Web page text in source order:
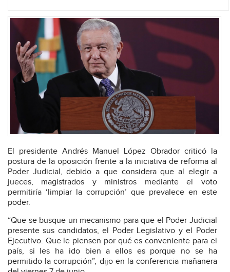
El presidente Andrés Manuel López Obrador criticó la
postura de la oposición frente a la iniciativa de reforma al
Poder Judicial, debido a que considera que al elegir a
jueces, magistrados y ministros mediante el voto
permitiría ‘limpiar la corrupción’ que prevalece en este
poder.
“Que se busque un mecanismo para que el Poder Judicial
presente sus candidatos, el Poder Legislativo y el Poder
Ejecutivo. Que le piensen por qué es conveniente para el
país, si les ha ido bien a ellos es porque no se ha
permitido la corrupción”, dijo en la conferencia mañanera